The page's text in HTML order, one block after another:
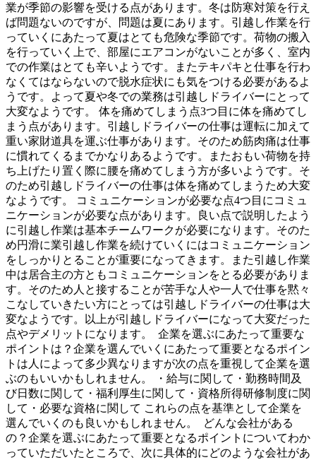
業が季節の影響を受ける点があります。冬は防寒対策を行え
ば問題ないのですが、問題は夏にあります。引越し作業を行
っていくにあたって夏はとても危険な季節です。荷物の搬入
を行っていく上で、部屋にエアコンがないことが多く、室内
での作業はとても辛いようです。またテキパキと仕事を行わ
なくてはならないので脱水症状にも気をつける必要があるよ
うです。よって夏や冬での業務は引越しドライバーにとって
大変なようです。 体を痛めてしまう点3つ目に体を痛めてし
まう点があります。引越しドライバーの仕事は運転に加えて
重い家財道具を運ぶ仕事があります。そのため筋肉痛は仕事
に慣れてくるまでかなりあるようです。またおもい荷物を持
ち上げたり置く際に腰を痛めてしまう方が多いようです。そ
のため引越しドライバーの仕事は体を痛めてしまうため大変
なようです。 コミュニケーションが必要な点4つ目にコミュ
ニケーションが必要な点があります。良い点で説明したよう
に引越し作業は基本チームワークが必要になります。そのた
め円滑に業引越し作業を続けていくにはコミュニケーション
をしっかりとることが重要になってきます。また引越し作業
中は居合主の方ともコミュニケーションをとる必要がありま
す。そのため人と接することが苦手な人や一人で仕事を黙々
こなしていきたい方にとっては引越しドライバーの仕事は大
変なようです。以上が引越しドライバーになって大変だった
点やデメリットになります。 企業を選ぶにあたって重要な
ポイントは？企業を選んでいくにあたって重要となるポイン
トは人によって多少異なりますが次の点を重視して企業を選
ぶのもいいかもしれません。 ・給与に関して・勤務時間及
び日数に関して・福利厚生に関して・資格所得研修制度に関
して・必要な資格に関して これらの点を基準として企業を
選んでいくのも良いかもしれません。 どんな会社がある
の？企業を選ぶにあたって重要となるポイントについてわか
っていただいたところで、次に具体的にどのような会社があ